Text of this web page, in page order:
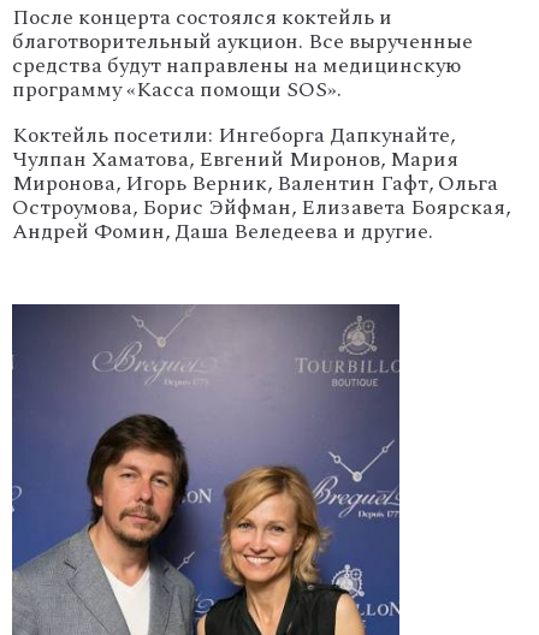
После концерта состоялся коктейль и
благотворительный аукцион. Все вырученные
средства будут направлены на медицинскую
программу «Касса помощи SOS».
Коктейль посетили: Ингеборга Дапкунайте,
Чулпан Хаматова, Евгений Миронов, Мария
Миронова, Игорь Верник, Валентин Гафт, Ольга
Остроумова, Борис Эйфман, Елизавета Боярская,
Андрей Фомин, Даша Веледеева и другие.
'